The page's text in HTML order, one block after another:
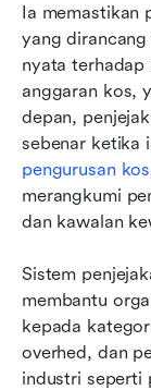
Ia memastikan
yang
nyata terhadap
anggaran kos,
depan,
pengurusan kos
merangkumi
dan kawalan
Sistem
membantu
kepada
overhed, dan
industri seperti